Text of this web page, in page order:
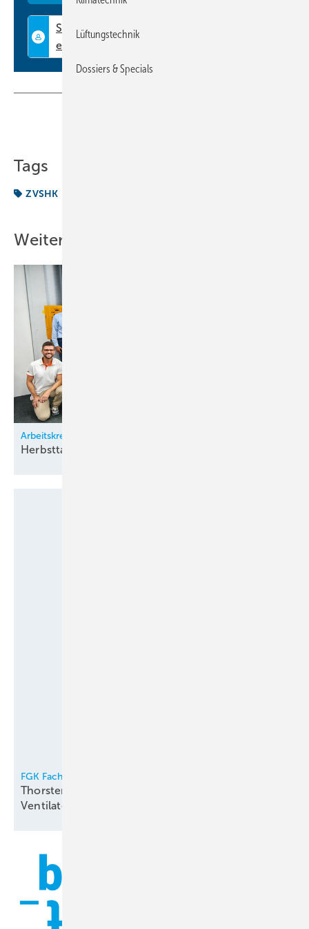
Tags
ZVSHK
Weitere Inhalte
Arbeitskreis Klimatechnik
Herbsttagung bei
FGK Fachverband Gebäude-Klima e.V.
Thorsten Niklas Vorsitzender der
Ventilatorentausch-Kampagne
Lüftungstechnik
Dossiers & Specials